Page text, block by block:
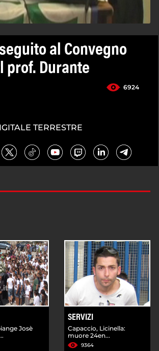
al Convegno
prof. Durante
6924
TERRESTRE
Josè
SERVIZI
Capaccio, Licinella:
muore 24en...
9364